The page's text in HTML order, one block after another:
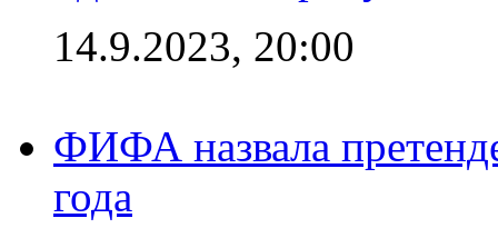
14.9.2023, 20:00
ФИФА назвала
года